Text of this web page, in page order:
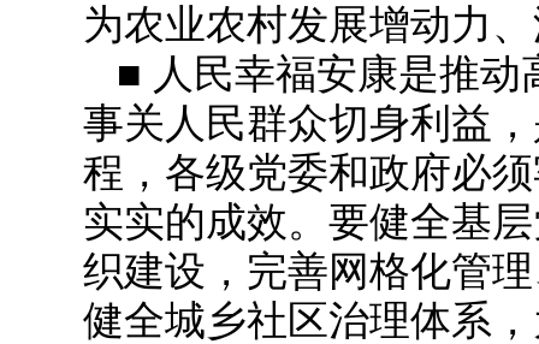
为农业农村发展增动力
■ 人民幸福安康是推
事关人民群众切身利益
程，各级党委和政府必
实实的成效。要健全基
织建设，完善网格化管
健全城乡社区治理体系